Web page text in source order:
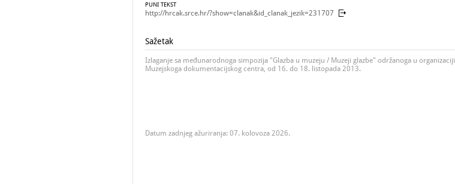
PUNI TEKST
http://hrcak.srce.hr/?show=clanak&id_clanak_jezik=231707
Sažetak
Izlaganje sa međunarodnoga simpozija "Glazba u muzeju / Muzeji glazbe" održanoga u organizaciji
Muzejskoga dokumentacijskog centra, od 16. do 18. listopada 2013.
Datum zadnjeg ažuriranja: 07. kolovoza 2026.